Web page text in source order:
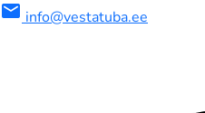
mail info@vestatuba.ee